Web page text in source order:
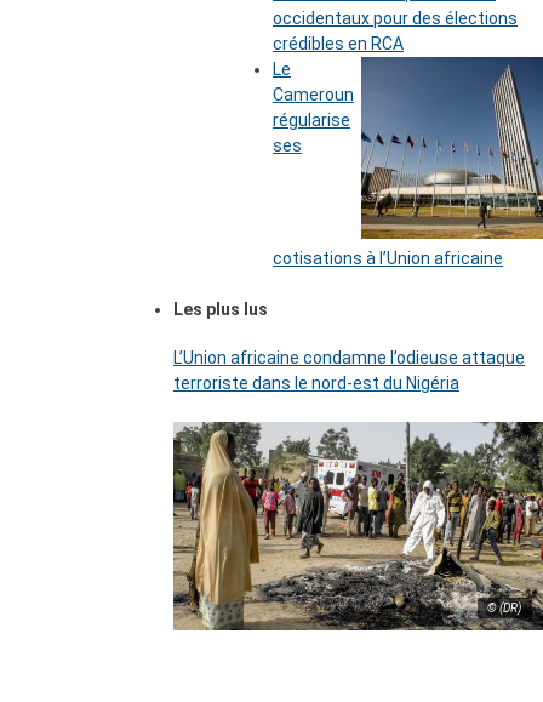
occidentaux pour des élections
crédibles en RCA
Le
Cameroun
régularise
ses
cotisations à l’Union africaine
Les plus lus
L’Union africaine condamne l’odieuse attaque
terroriste dans le nord-est du Nigéria
© (DR)